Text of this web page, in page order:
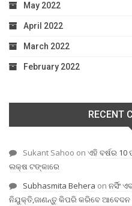
May 2022
April 2022
March 2022
February 2022
RECENT
Sukant Sahoo on ଏହି ବର୍ଷର
ଲକ୍ଷ ଟଙ୍କାରେ
Subhasmita Behera on ନର୍ସିଂ
ନିଯୁକ୍ତି,ଜାଣନ୍ତୁ କିପରି କରିବେ ଆବେଦନ